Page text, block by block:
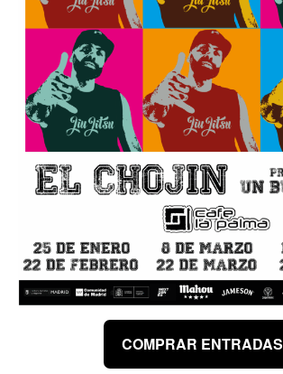
COMPRAR ENTRADAS